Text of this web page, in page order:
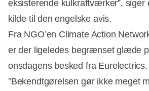
eksisterende kulkraftværker”, siger
kilde til den engelske avis.
Fra NGO’en Climate Action
er der ligeledes begrænset glæde
onsdagens besked fra Eurelectrics.
”Bekendtgørelsen gør ikke meget